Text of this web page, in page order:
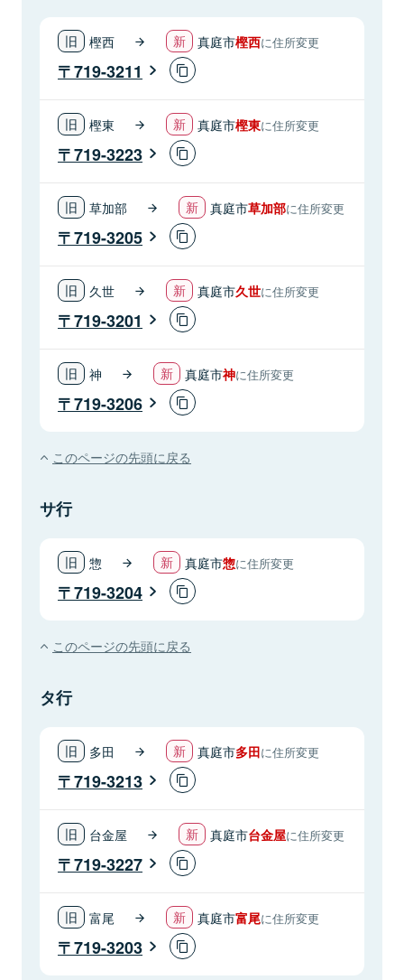
樫西 真庭市樫西に住所変更
719-3211
樫東 真庭市樫東に住所変更
719-3223
草加部 真庭市草加部に住所変更
719-3205
久世 真庭市久世に住所変更
719-3201
神 真庭市神に住所変更
719-3206
このページの先頭に戻る
サ行
惣 真庭市惣に住所変更
719-3204
このページの先頭に戻る
タ行
多田 真庭市多田に住所変更
719-3213
台金屋 真庭市台金屋に住所変更
719-3227
富尾 真庭市富尾に住所変更
719-3203